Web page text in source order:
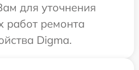
для уточнения
работ ремонта
Digma.